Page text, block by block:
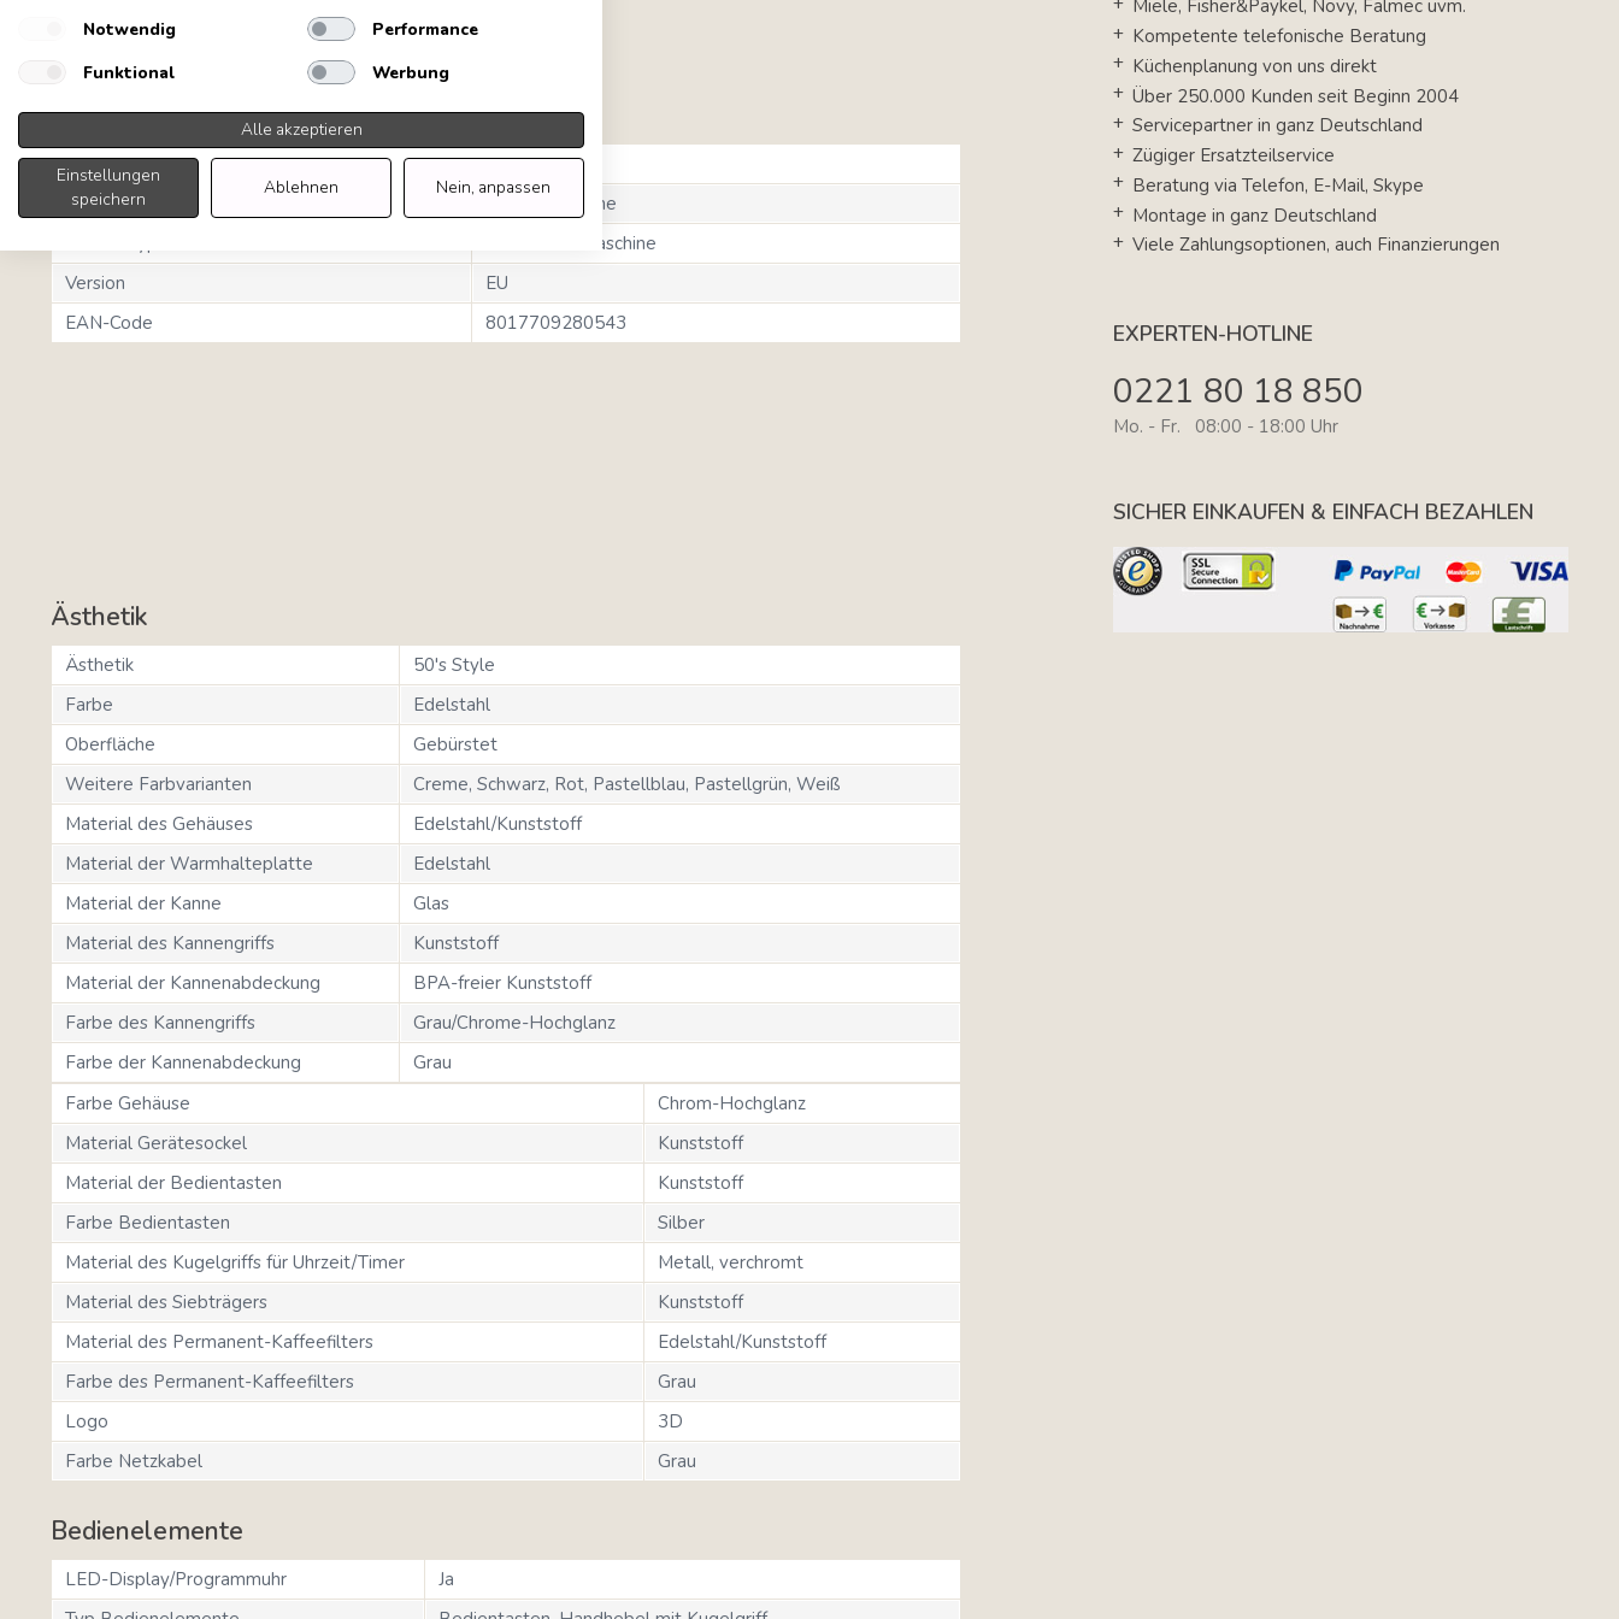
DCF02SSEU
Produktkategorie
Kaffee
Produktfamilie
Kaffeemaschine
Filterkaffeemaschine
Version
EU
EAN-Code
8017709280543
Ästhetik
Ästhetik
50's Style
Farbe
Edelstahl
Oberfläche
Gebürstet
Weitere Farbvarianten
Creme, Schwarz, Rot, Pastellblau, Pastellgrün, Weiß
Material des Gehäuses
Edelstahl/Kunststoff
Material der Warmhalteplatte
Edelstahl
Material der Kanne
Glas
Material des Kannengriffs
Kunststoff
Material der Kannenabdeckung
BPA-freier Kunststoff
Farbe des Kannengriffs
Grau/Chrome-Hochglanz
Farbe der Kannenabdeckung
Grau
Farbe Gehäuse
Chrom-Hochglanz
Material Gerätesockel
Kunststoff
Material der Bedientasten
Kunststoff
Farbe Bedientasten
Silber
Material des Kugelgriffs für Uhrzeit/Timer
Metall, verchromt
Material des Siebträgers
Kunststoff
Material des Permanent-Kaffeefilters
Edelstahl/Kunststoff
Farbe des Permanent-Kaffeefilters
Grau
Logo
3D
Farbe Netzkabel
Grau
Bedienelemente
LED-Display/Programmuhr
Ja
Miele, Fisher&Paykel, Novy, Falmec uvm.
Kompetente telefonische Beratung
Küchenplanung von uns direkt
Über 250.000 Kunden seit Beginn 2004
Servicepartner in ganz Deutschland
Zügiger Ersatzteilservice
Beratung via Telefon, E-Mail, Skype
Montage in ganz Deutschland
Viele Zahlungsoptionen, auch Finanzierungen
EXPERTEN-HOTLINE
0221 80 18 850
Mo. - Fr. 08:00 - 18:00 Uhr
SICHER EINKAUFEN & EINFACH BEZAHLEN
Notwendig
Performance
Funktional
Werbung
Alle akzeptieren
Einstellungen
speichern
Ablehnen Nein, anpassen